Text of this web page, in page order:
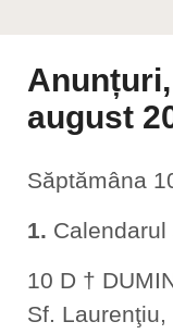
august
Săptămâna
1.
10 D †
Sf. Laurenţiu,